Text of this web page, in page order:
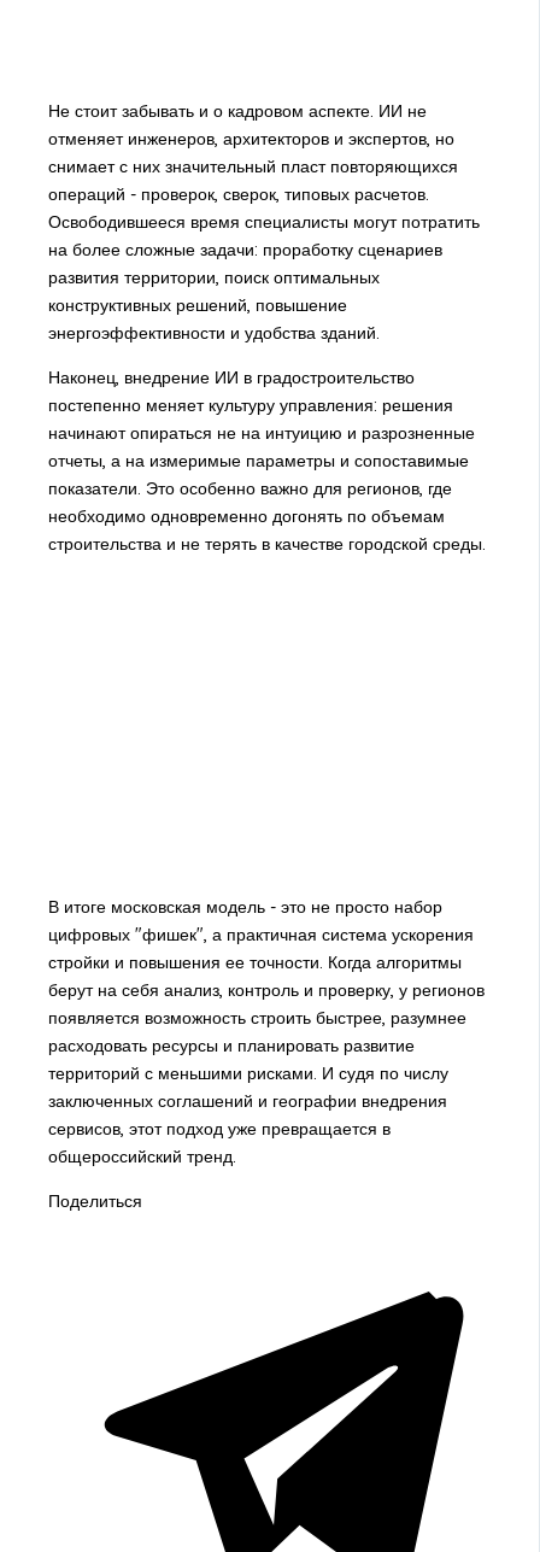
Не стоит забывать и о кадровом аспекте. ИИ не
отменяет инженеров, архитекторов и экспертов, но
снимает с них значительный пласт повторяющихся
операций - проверок, сверок, типовых расчетов.
Освободившееся время специалисты могут потратить
на более сложные задачи: проработку сценариев
развития территории, поиск оптимальных
конструктивных решений, повышение
энергоэффективности и удобства зданий.
Наконец, внедрение ИИ в градостроительство
постепенно меняет культуру управления: решения
начинают опираться не на интуицию и разрозненные
отчеты, а на измеримые параметры и сопоставимые
показатели. Это особенно важно для регионов, где
необходимо одновременно догонять по объемам
строительства и не терять в качестве городской среды.
В итоге московская модель - это не просто набор
цифровых "фишек", а практичная система ускорения
стройки и повышения ее точности. Когда алгоритмы
берут на себя анализ, контроль и проверку, у регионов
появляется возможность строить быстрее, разумнее
расходовать ресурсы и планировать развитие
территорий с меньшими рисками. И судя по числу
заключенных соглашений и географии внедрения
сервисов, этот подход уже превращается в
общероссийский тренд.
Поделиться